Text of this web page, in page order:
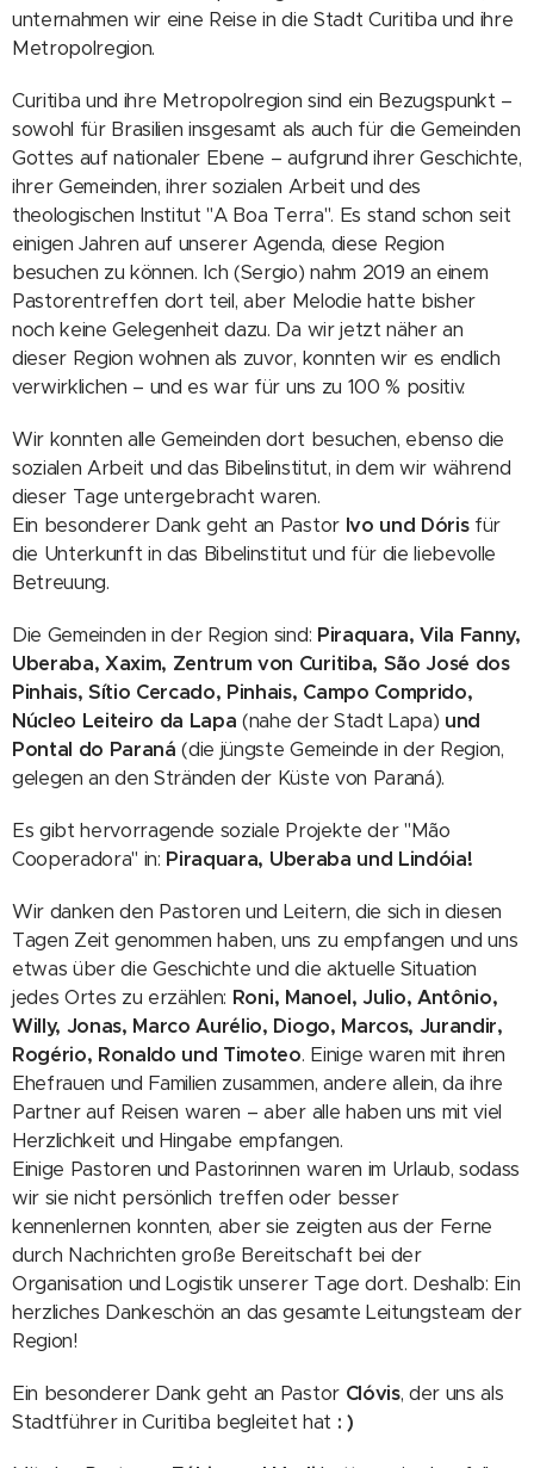
unternahmen wir eine Reise in die Stadt Curitiba und ihre
Metropolregion.
Curitiba und ihre Metropolregion sind ein Bezugspunkt –
sowohl für Brasilien insgesamt als auch für die Gemeinden
Gottes auf nationaler Ebene – aufgrund ihrer Geschichte,
ihrer Gemeinden, ihrer sozialen Arbeit und des
theologischen Institut "A Boa Terra". Es stand schon seit
einigen Jahren auf unserer Agenda, diese Region
besuchen zu können. Ich (Sergio) nahm 2019 an einem
Pastorentreffen dort teil, aber Melodie hatte bisher
noch keine Gelegenheit dazu. Da wir jetzt näher an
dieser Region wohnen als zuvor, konnten wir es endlich
verwirklichen – und es war für uns zu 100 % positiv.
Wir konnten alle Gemeinden dort besuchen, ebenso die
sozialen Arbeit und das Bibelinstitut, in dem wir während
dieser Tage untergebracht waren.
Ein besonderer Dank geht an Pastor Ivo und Dórisfür
die Unterkunft in das Bibelinstitut und für die liebevolle
Betreuung.
Die Gemeinden in der Region sind: Piraquara, Vila Fanny,
Uberaba, Xaxim, Zentrum von Curitiba, São José dos
Pinhais, Sítio Cercado, Pinhais, Campo Comprido,
Núcleo Leiteiro da Lapa (nahe der Stadt Lapa) und
Pontal do Paraná(die jüngste Gemeinde in der Region,
gelegen an den Stränden der Küste von Paraná).
Es gibt hervorragende soziale Projekte der "Mão
Cooperadora" in: Piraquara, Uberaba und Lindóia!
Wir danken den Pastoren und Leitern, die sich in diesen
Tagen Zeit genommen haben, uns zu empfangen und uns
etwas über die Geschichte und die aktuelle Situation
jedes Ortes zu erzählen: Roni, Manoel, Julio, Antônio,
Willy, Jonas, Marco Aurélio, Diogo, Marcos, Jurandir,
Rogério, Ronaldo und Timoteo. Einige waren mit ihren
Ehefrauen und Familien zusammen, andere allein, da ihre
Partner auf Reisen waren – aber alle haben uns mit viel
Herzlichkeit und Hingabe empfangen.
Einige Pastoren und Pastorinnen waren im Urlaub, sodass
wir sie nicht persönlich treffen oder besser
kennenlernen konnten, aber sie zeigten aus der Ferne
durch Nachrichten große Bereitschaft bei der
Organisation und Logistik unserer Tage dort. Deshalb: Ein
herzliches Dankeschön an das gesamte Leitungsteam der
Region!
Ein besonderer Dank geht an Pastor Clóvis, der uns als
Stadtführer in Curitiba begleitet hat : )